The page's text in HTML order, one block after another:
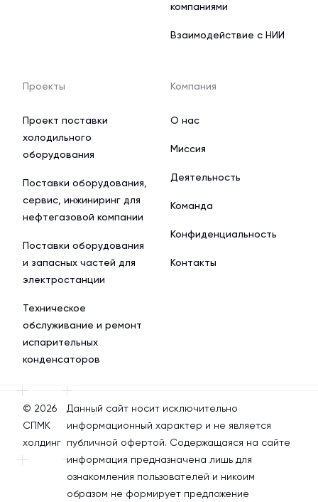
компаниями
Взаимодействие с НИИ
Проекты
Проект поставки
холодильного
оборудования
Поставки оборудования,
сервис, инжиниринг для
нефтегазовой компании
Поставки оборудования
и запасных частей для
электростанции
Техническое
обслуживание и ремонт
испарительных
конденсаторов
Компания
О нас
Миссия
Деятельность
Команда
Конфиденциальность
Контакты
© 2026
СПМК
холдинг
Данный сайт носит исключительно
информационный характер и не является
публичной офертой. Содержащаяся на сайте
информация предназначена лишь для
ознакомления пользователей и никоим
образом не формирует предложение